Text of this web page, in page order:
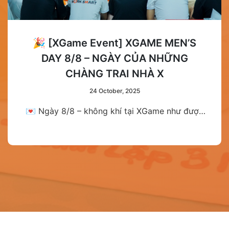
🎉 [XGame Event] XGAME MEN’S
DAY 8/8 – NGÀY CỦA NHỮNG
CHÀNG TRAI NHÀ X
24 October, 2025
💌 Ngày 8/8 – không khí tại XGame như được